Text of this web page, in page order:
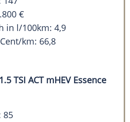
€
in l/100km: 4,9
km: 66,8
TSI ACT mHEV Essence
85